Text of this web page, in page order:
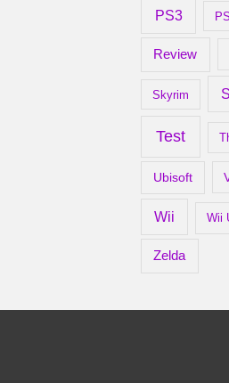
PS3
Review
Skyrim
Test
Ubisoft
Wii Wii
Zelda